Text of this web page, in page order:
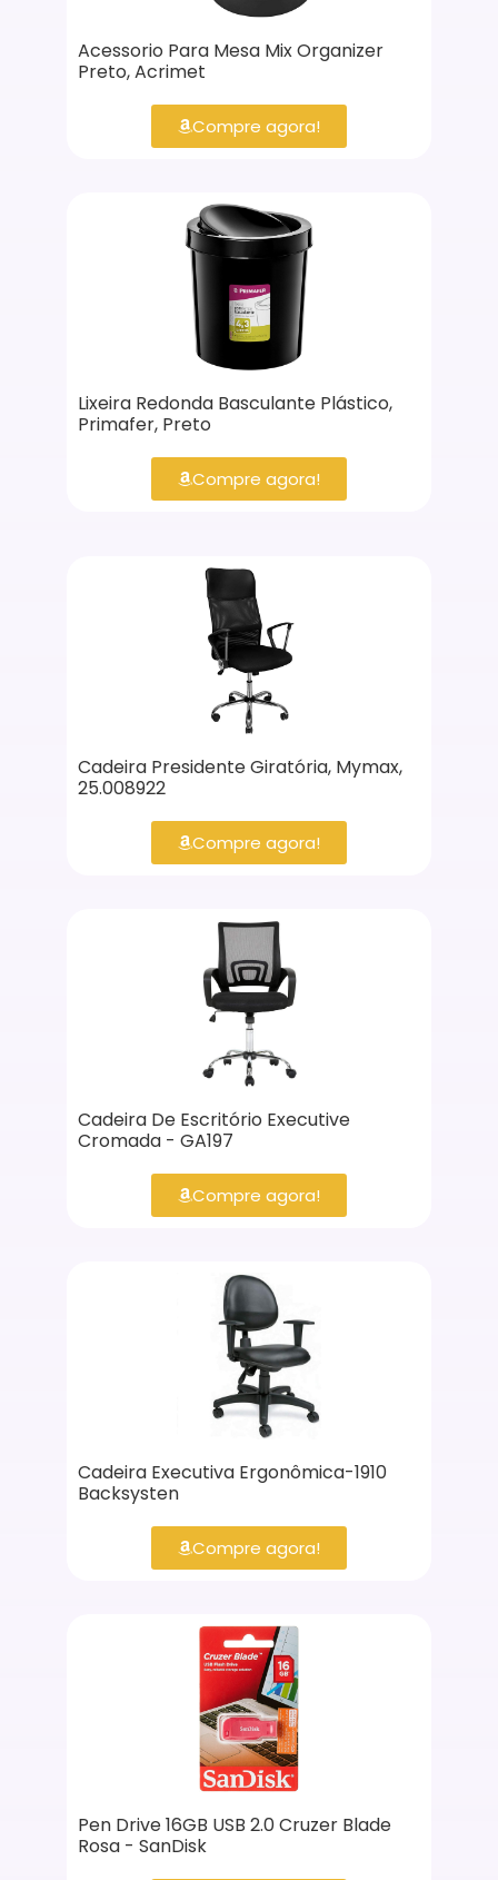
Acessorio Para Mesa Mix Organizer
Preto, Acrimet
Compre agora!
Lixeira Redonda Basculante Plástico,
Primafer, Preto
Compre agora!
Cadeira Presidente Giratória, Mymax,
25.008922
Compre agora!
Cadeira De Escritório Executive
Cromada - GA197
Compre agora!
Cadeira Executiva Ergonômica-1910
Backsysten
Compre agora!
Pen Drive 16GB USB 2.0 Cruzer Blade
Rosa - SanDisk